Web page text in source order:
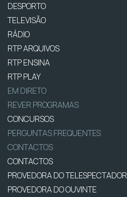
DESPORTO
TELEVISÃO
RÁDIO
RTP ARQUIVOS
RTP ENSINA
RTP PLAY
EM DIRETO
REVER PROGRAMAS
CONCURSOS
PERGUNTAS FREQUENTES
CONTACTOS
CONTACTOS
PROVEDORA DO TELESPECTADOR
PROVEDORA DO OUVINTE